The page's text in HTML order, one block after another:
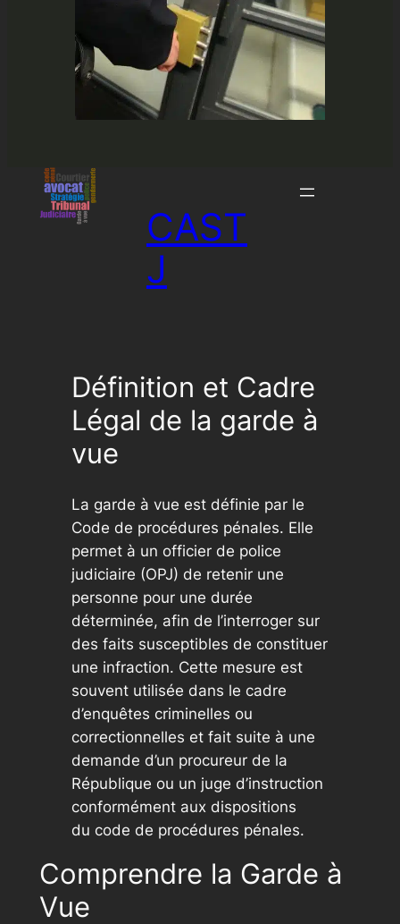
CAST
J
Définition et Cadre
Légal de la garde à
vue
La garde à vue est définie par le
Code de procédures pénales. Elle
permet à un officier de police
judiciaire (OPJ) de retenir une
personne pour une durée
déterminée, afin de l’interroger sur
des faits susceptibles de constituer
une infraction. Cette mesure est
souvent utilisée dans le cadre
d’enquêtes criminelles ou
correctionnelles et fait suite à une
demande d’un procureur de la
République ou un juge d’instruction
conformément aux dispositions
du code de procédures pénales.
Comprendre la Garde à
Vue